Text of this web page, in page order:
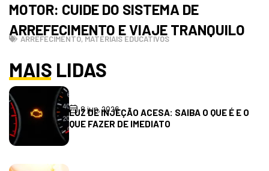
MOTOR: CUIDE DO SISTEMA DE
ARREFECIMENTO E VIAJE TRANQUILO
ARREFECIMENTO, MATERIAIS EDUCATIVOS
MAIS LIDAS
8 jun, 2026
LUZ DE INJEÇÃO ACESA: SAIBA O QUE É E O
QUE FAZER DE IMEDIATO